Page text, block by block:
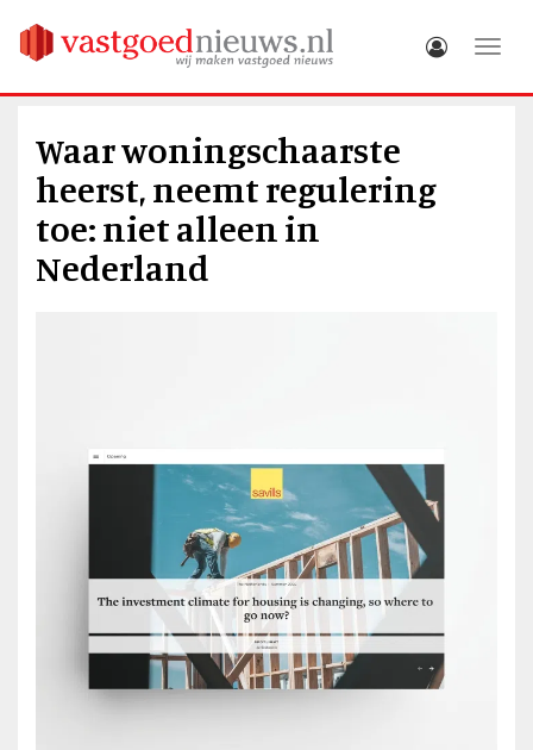
Waar woningschaarste
heerst, neemt regulering
toe: niet alleen in
Nederland